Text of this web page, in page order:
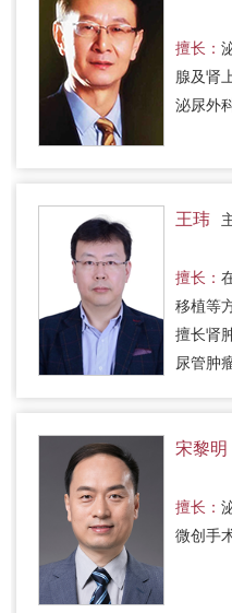
擅长：
腺及肾
泌尿外
王玮
擅长：
移植等
擅长肾
尿管肿
宋黎明
擅长：
微创手